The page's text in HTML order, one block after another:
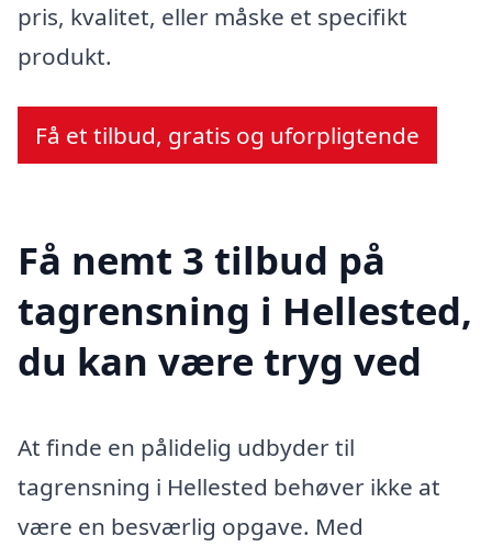
pris, kvalitet, eller måske et specifikt
produkt.
Få et tilbud, gratis og uforpligtende
Få nemt 3 tilbud på
tagrensning i Hellested,
du kan være tryg ved
At finde en pålidelig udbyder til
tagrensning i Hellested behøver ikke at
være en besværlig opgave. Med